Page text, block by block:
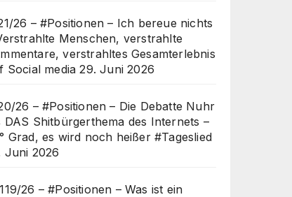
26 – #Positionen – Ich bereue nichts
Menschen, verstrahlte
verstrahltes Gesamterlebnis
Social media 29. Juni 2026
26 – #Positionen – Die Debatte Nuhr
DAS Shitbürgerthema des Internets –
Grad, es wird noch heißer #Tageslied
Juni 2026
26 – #Positionen – Was ist ein